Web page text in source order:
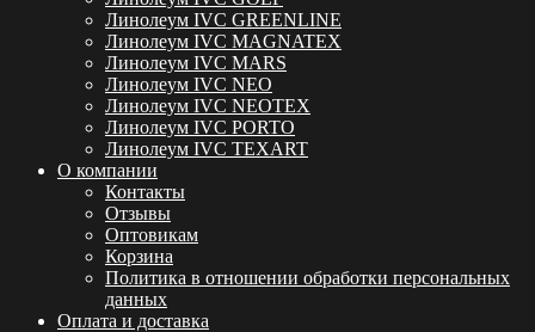
Линолеум IVC GREENLINE
Линолеум IVC MAGNATEX
Линолеум IVC MARS
Линолеум IVC NEO
Линолеум IVC NEOTEX
Линолеум IVC PORTO
Линолеум IVC TEXART
О компании
Контакты
Отзывы
Оптовикам
Корзина
Политика в отношении обработки персональных
данных
Оплата и доставка